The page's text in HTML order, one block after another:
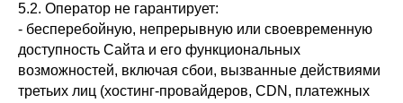
5.2. Оператор не гарантирует:
- бесперебойную, непрерывную или своевременную
доступность Сайта и его функциональных
возможностей, включая сбои, вызванные действиями
третьих лиц (хостинг-провайдеров, CDN, платежных